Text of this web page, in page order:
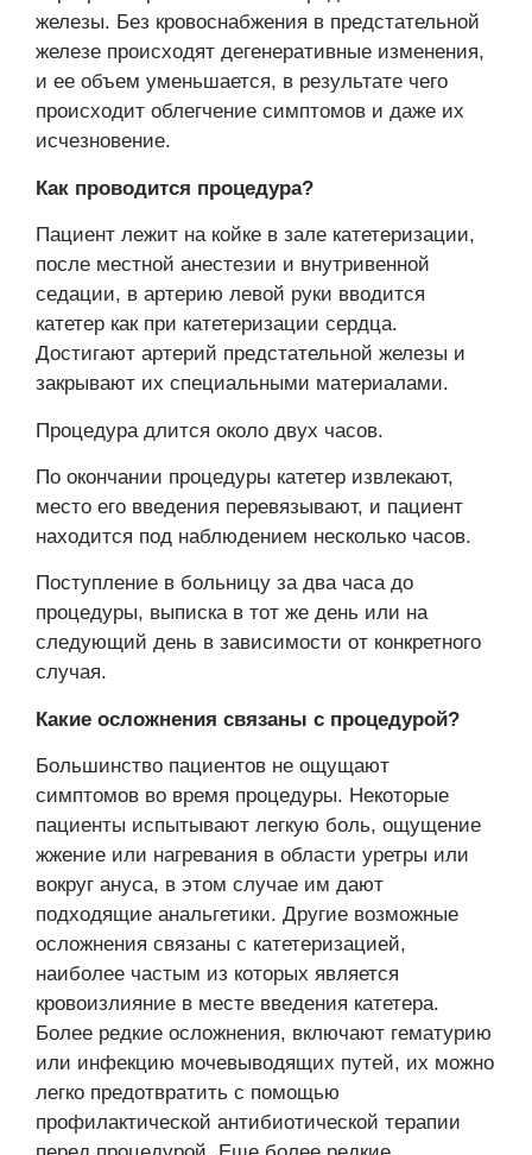
железы. Без кровоснабжения в предстательной
железе происходят дегенеративные изменения,
и ее объем уменьшается, в результате чего
происходит облегчение симптомов и даже их
исчезновение.
Как проводится процедура?
Пациент лежит на койке в зале катетеризации,
после местной анестезии и внутривенной
седации, в артерию левой руки вводится
катетер как при катетеризации сердца.
Достигают артерий предстательной железы и
закрывают их специальными материалами.
Процедура длится около двух часов.
По окончании процедуры катетер извлекают,
место его введения перевязывают, и пациент
находится под наблюдением несколько часов.
Поступление в больницу за два часа до
процедуры, выписка в тот же день или на
следующий день в зависимости от конкретного
случая.
Какие осложнения связаны с процедурой?
Большинство пациентов не ощущают
симптомов во время процедуры. Некоторые
пациенты испытывают легкую боль, ощущение
жжение или нагревания в области уретры или
вокруг ануса, в этом случае им дают
подходящие анальгетики. Другие возможные
осложнения связаны с катетеризацией,
наиболее частым из которых является
кровоизлияние в месте введения катетера.
Более редкие осложнения, включают гематурию
или инфекцию мочевыводящих путей, их можно
легко предотвратить с помощью
профилактической антибиотической терапии